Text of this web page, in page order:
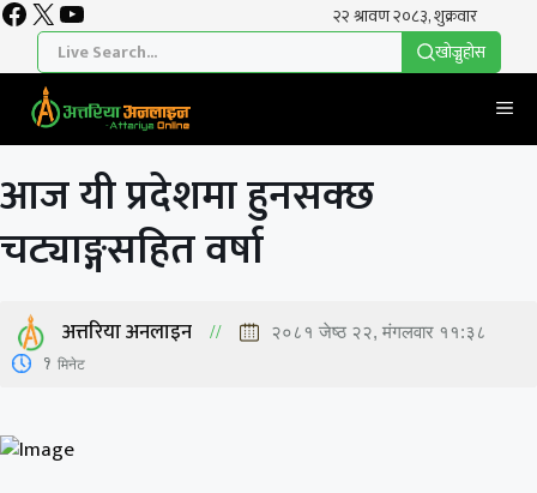
Skip
content
Facebook
X YouTube
खाेज्नुहाेस
आज यी प्रदेशमा हुनसक्छ
चट्याङ्गसहित वर्षा
अत्तरिया अनलाइन २०८१ जेष्ठ २२, मंगलवार ११:३८
1 मिनेट